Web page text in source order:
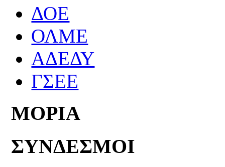
ΔΟΕ
ΟΛΜΕ
ΑΔΕΔΥ
ΓΣΕΕ
ΜΟΡΙΑ
ΣΥΝΔΕΣΜΟΙ